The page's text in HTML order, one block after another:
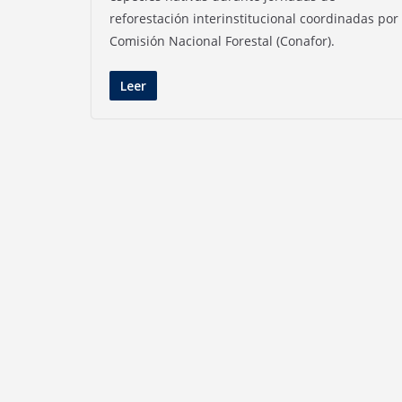
reforestación interinstitucional coordinadas por
Comisión Nacional Forestal (Conafor).
Leer